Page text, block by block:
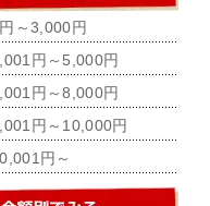
～3,000円
円～5,000円
円～8,000円
円～10,000円
円～